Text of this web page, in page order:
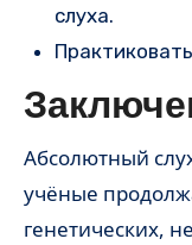
слуха.
Абсолютный
учёные
генетических,